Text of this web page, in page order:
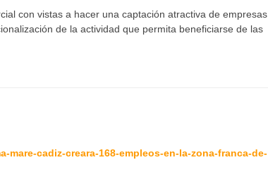
con vistas a hacer una captación atractiva de empresas
de la actividad que permita beneficiarse de las
mare-cadiz-creara-168-empleos-en-la-zona-franca-de-